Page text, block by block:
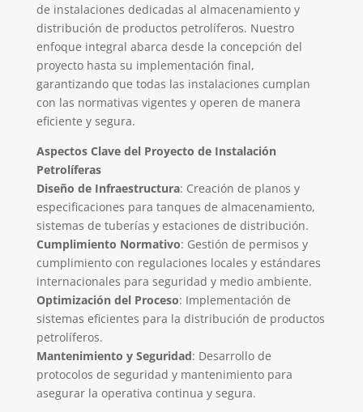
de instalaciones dedicadas al almacenamiento y
distribución de productos petrolíferos. Nuestro
enfoque integral abarca desde la concepción del
proyecto hasta su implementación final,
garantizando que todas las instalaciones cumplan
con las normativas vigentes y operen de manera
eficiente y segura.
Aspectos Clave del Proyecto de Instalación
Petrolíferas
Diseño de Infraestructura: Creación de planos y
especificaciones para tanques de almacenamiento,
sistemas de tuberías y estaciones de distribución.
Cumplimiento Normativo: Gestión de permisos y
cumplimiento con regulaciones locales y estándares
internacionales para seguridad y medio ambiente.
Optimización del Proceso: Implementación de
sistemas eficientes para la distribución de productos
petrolíferos.
Mantenimiento y Seguridad: Desarrollo de
protocolos de seguridad y mantenimiento para
asegurar la operativa continua y segura.